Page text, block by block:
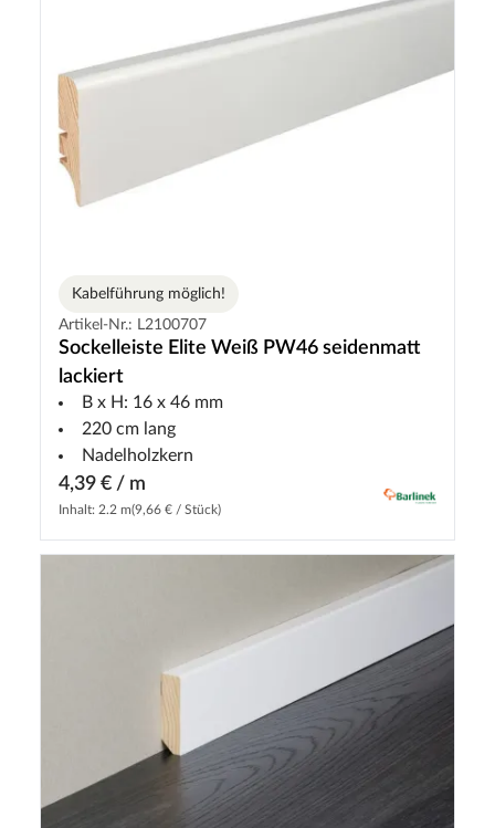
Kabelführung möglich!
Artikel-Nr.: L2100707
Sockelleiste Elite Weiß PW46 seidenmatt
lackiert
B x H: 16 x 46 mm
220 cm lang
Nadelholzkern
4,39 € / m
Inhalt: 2.2 m(9,66 € / Stück)